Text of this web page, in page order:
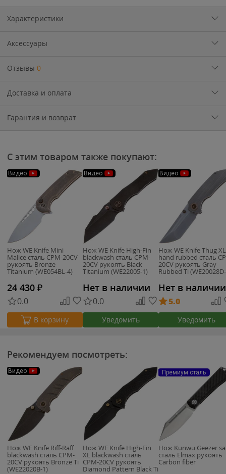
Характеристики
Аксессуары
Отзывы 0
Доставка и оплата
Гарантия и возврат
С этим товаром также покупают:
Видео
Нож WE Knife Mini
Malice сталь CPM-20CV
рукоять Bronze
Titanium (WE054BL-4)
24 430 ₽
0.0
В корзину
Видео
Нож WE Knife High-Fin
blackwash сталь CPM-
20CV рукоять Black
Titanium (WE22005-1)
Нет в наличии
0.0
Уведомить
Видео
Нож WE Knife Thug XL
hand rubbed сталь
20CV рукоять Gray
Rubbed Ti
Нет в наличии
5.0
Уведомить
Рекомендуем посмотреть:
Видео
Нож WE Knife Riff-Raff
blackwash сталь CPM-
20CV рукоять Bronze Ti
(WE22020B-1)
Нож WE Knife High-Fin
XL blackwash сталь
CPM-20CV рукоять
Diamond Pattern Black Ti
Премиум сталь
Нож Kunwu Geezer
сталь Elmax рукоять
Carbon fiber